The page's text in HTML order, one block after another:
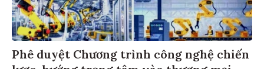
Phê duyệt Chương trình công nghệ chiến